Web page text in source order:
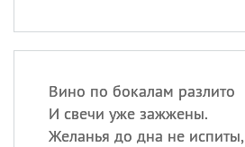
Вино по бокалам разлито
И свечи уже зажжены.
Желанья до дна не испиты,